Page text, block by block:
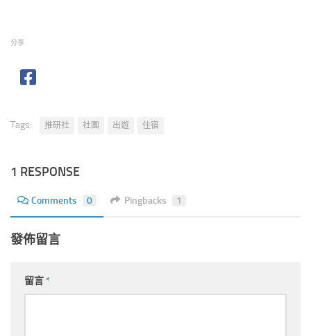
分享
Tags: 推研社 社團 出遊 住宿
1 RESPONSE
Comments 0 Pingbacks 1
發佈留言
留言*